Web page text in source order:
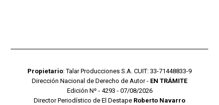
Propietario: Talar Producciones S.A. CUIT: 33-71448833-9
Dirección Nacional de Derecho de Autor - EN TRÁMITE
Edición Nº - 4293 - 07/08/2026
Director Periodístico de El Destape Roberto Navarro